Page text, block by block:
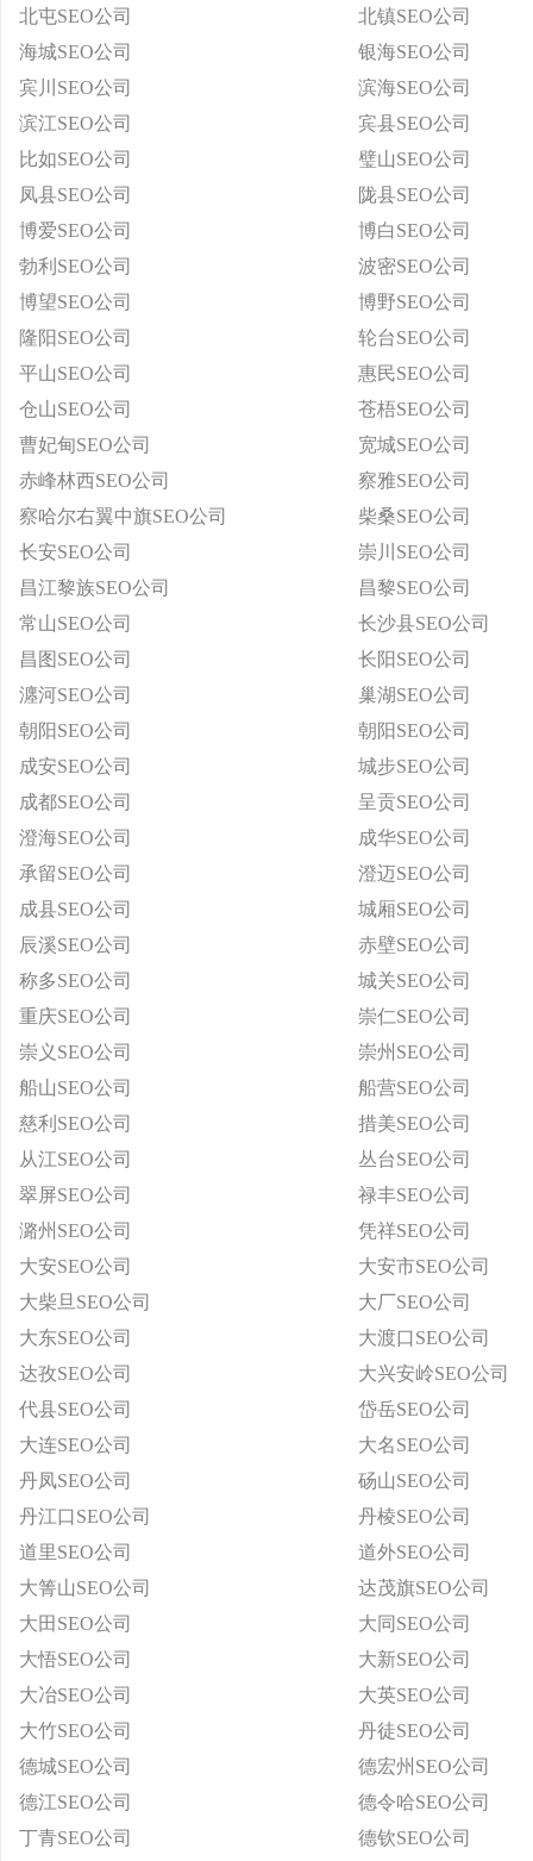
北屯SEO公司
北镇SEO公司
海城SEO公司
银海SEO公司
宾川SEO公司
滨海SEO公司
滨江SEO公司
宾县SEO公司
比如SEO公司
璧山SEO公司
凤县SEO公司
陇县SEO公司
博爱SEO公司
博白SEO公司
勃利SEO公司
波密SEO公司
博望SEO公司
博野SEO公司
隆阳SEO公司
轮台SEO公司
平山SEO公司
惠民SEO公司
仓山SEO公司
苍梧SEO公司
曹妃甸SEO公司
宽城SEO公司
赤峰林西SEO公司
察雅SEO公司
察哈尔右翼中旗SEO公司
柴桑SEO公司
长安SEO公司
崇川SEO公司
昌江黎族SEO公司
昌黎SEO公司
常山SEO公司
长沙县SEO公司
昌图SEO公司
长阳SEO公司
瀍河SEO公司
巢湖SEO公司
朝阳SEO公司
朝阳SEO公司
成安SEO公司
城步SEO公司
成都SEO公司
呈贡SEO公司
澄海SEO公司
成华SEO公司
承留SEO公司
澄迈SEO公司
成县SEO公司
城厢SEO公司
辰溪SEO公司
赤壁SEO公司
称多SEO公司
城关SEO公司
重庆SEO公司
崇仁SEO公司
崇义SEO公司
崇州SEO公司
船山SEO公司
船营SEO公司
慈利SEO公司
措美SEO公司
从江SEO公司
丛台SEO公司
翠屏SEO公司
禄丰SEO公司
潞州SEO公司
凭祥SEO公司
大安SEO公司
大安市SEO公司
大柴旦SEO公司
大厂SEO公司
大东SEO公司
大渡口SEO公司
达孜SEO公司
大兴安岭SEO公司
代县SEO公司
岱岳SEO公司
大连SEO公司
大名SEO公司
丹凤SEO公司
砀山SEO公司
丹江口SEO公司
丹棱SEO公司
道里SEO公司
道外SEO公司
大箐山SEO公司
达茂旗SEO公司
大田SEO公司
大同SEO公司
大悟SEO公司
大新SEO公司
大冶SEO公司
大英SEO公司
大竹SEO公司
丹徒SEO公司
德城SEO公司
德宏州SEO公司
德江SEO公司
德令哈SEO公司
丁青SEO公司
德钦SEO公司